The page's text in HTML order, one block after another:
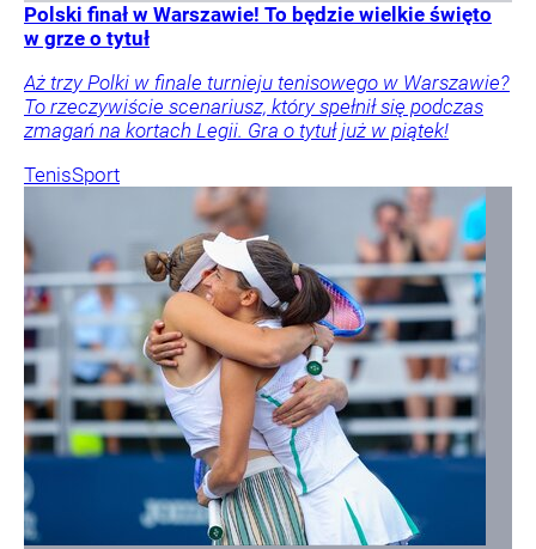
Polski finał w Warszawie! To będzie wielkie święto
w grze o tytuł
Aż trzy Polki w finale turnieju tenisowego w Warszawie?
To rzeczywiście scenariusz, który spełnił się podczas
zmagań na kortach Legii. Gra o tytuł już w piątek!
TenisSport